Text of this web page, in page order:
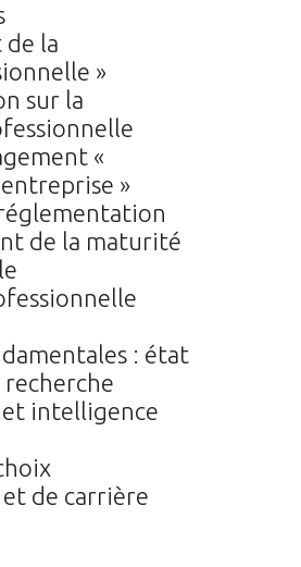
de la
»
sur la
«
»
de la maturité
: état
recherche
intelligence
de carrière